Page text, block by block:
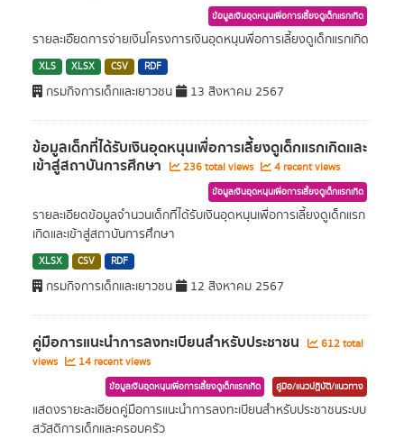
ข้อมูลเงินอุดหนุนเพื่อการเลี้ยงดูเด็กแรกเกิด
รายละเอัียดการจ่ายเงินโครงการเงินอุดหนุนพื่อการเลี้ยงดูเด็กแรกเกิด
XLS XLSX CSV RDF
กรมกิจการเด็กและเยาวชน 13 สิงหาคม 2567
ข้อมูลเด็กที่ได้รับเงินอุดหนุนเพื่อการเลี้ยงดูเด็กแรกเกิดและ
เข้าสู่สถาบันการศึกษา 236 total views 4 recent views
ข้อมูลเงินอุดหนุนเพื่อการเลี้ยงดูเด็กแรกเกิด
รายละเอียดข้อมูลจำนวนเด็กที่ได้รับเงินอุดหนุนเพื่อการเลี้ยงดูเด็กแรก
เกิดและเข้าสู่สถาบันการศึกษา
XLSX CSV RDF
กรมกิจการเด็กและเยาวชน 12 สิงหาคม 2567
คู่มือการแนะนำการลงทะเบียนสำหรับประชาชน
612 total
views
14 recent views
ข้อมูลเงินอุดหนุนเพื่อการเลี้ยงดูเด็กแรกเกิด คู่มือ/แนวปฏิบัติ/แนวทาง
แสดงรายะละเอียดคู่มือการแนะนำการลงทะเบียนสำหรับประชาชนระบบ
สวัสดิการเด็กและครอบครัว